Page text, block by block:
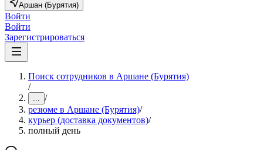
Аршан (Бурятия)
Войти
Войти
Зарегистрироваться
Поиск сотрудников в Аршане (Бурятия)
/
... /
резюме в Аршане (Бурятия)/
курьер (доставка документов)/
полный день